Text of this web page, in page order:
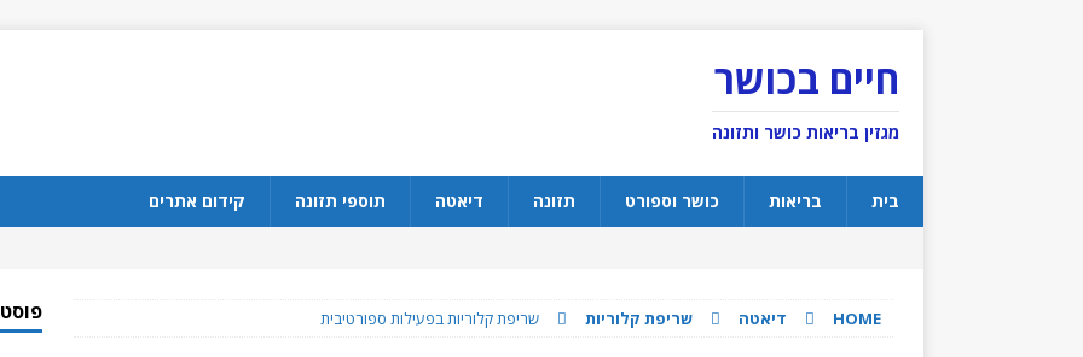
חיים בכושר
מגזין בריאות כושר ותזונה
בית בריאות כושר וספורט תזונה דיאטה תוספי תזונה קידום אתרים
HOME דיאטה שריפת קלוריות שריפת קלוריות בפעילות ספורטיבית